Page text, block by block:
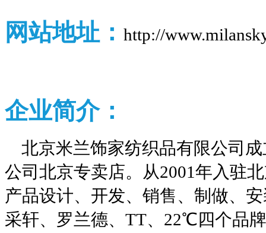
网站地址： http://
企业简介：
北京米兰饰家纺织品有限公司
公司北京专卖店。从2001年入驻
产品设计、开发、销售、制做、
采轩、罗兰德、TT、22℃四个品